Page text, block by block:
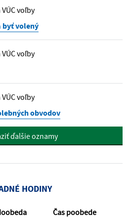
voľby
byť volený
voľby
voľby
obvodov
ďalšie oznamy
HODINY
Čas poobede